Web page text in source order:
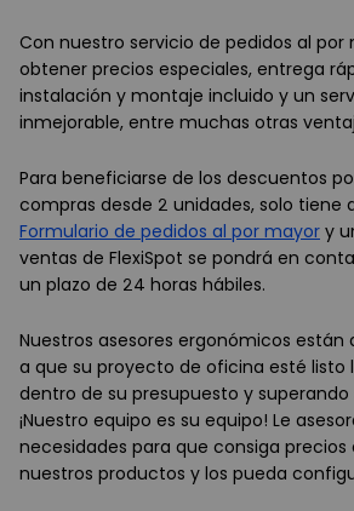
Con nuestro servicio de pedidos al por
obtener precios especiales, entrega
instalación y montaje incluido y un
inmejorable, entre muchas otras
Para beneficiarse de los descuentos
compras desde 2 unidades, solo tiene
Formulario de pedidos al por mayor y
ventas de FlexiSpot se pondrá en
un plazo de 24 horas hábiles.
Nuestros asesores ergonómicos están
a que su proyecto de oficina esté listo
dentro de su presupuesto y
¡Nuestro equipo es su equipo! Le
necesidades para que consiga precios
nuestros productos y los pueda